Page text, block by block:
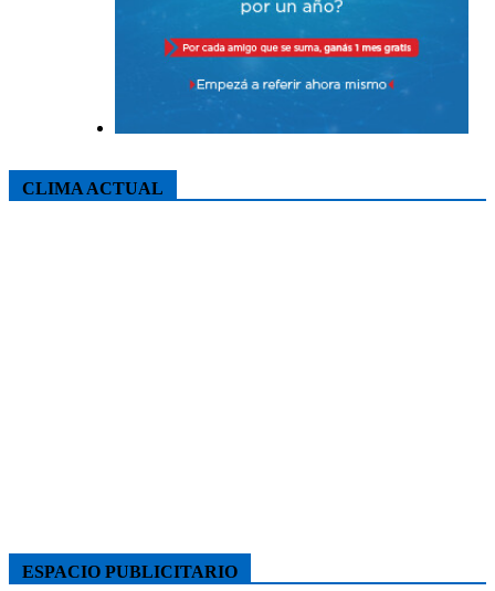
CLIMA ACTUAL
ESPACIO PUBLICITARIO